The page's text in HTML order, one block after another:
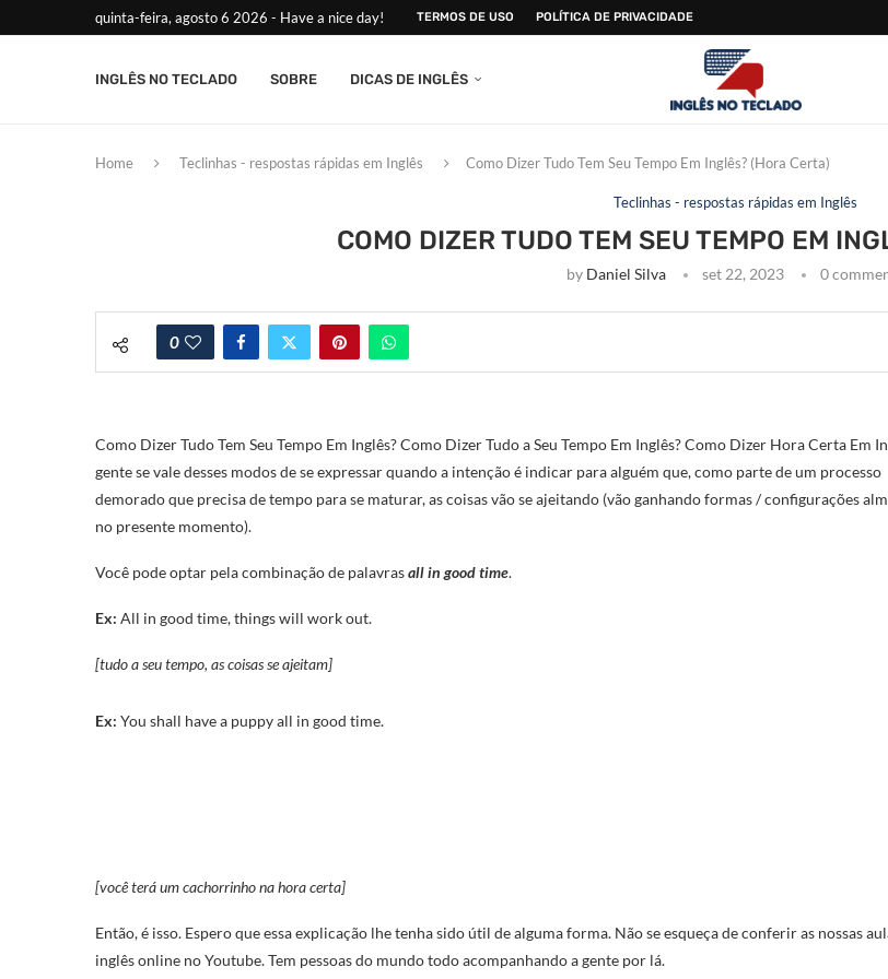
quinta-feira, agosto 6 2026 - Have a nice day! TERMOS DE USO POLÍTICA DE PRIVACIDADE
INGLÊS NO TECLADO SOBRE DICAS DE INGLÊS
Home Teclinhas - respostas rápidas em Inglês Como Dizer Tudo Tem Seu Tempo Em Inglês? (Hora Certa)
Teclinhas - respostas rápidas em Inglês
COMO DIZER TUDO TEM SEU TEMPO EM
by Daniel Silva set 22, 2023 0
0
Como Dizer Tudo Tem Seu Tempo Em Inglês? Como Dizer Tudo a Seu Tempo Em Inglês? Como Dizer Hora Certa Em
gente se vale desses modos de se expressar quando a intenção é indicar para alguém que, como parte de um processo
demorado que precisa de tempo para se maturar, as coisas vão se ajeitando (vão ganhando formas / configurações
no presente momento).
Você pode optar pela combinação de palavrasall in good time.
Ex: All in good time, things will work out.
[tudo a seu tempo, as coisas se ajeitam]
Ex: You shall have a puppy all in good time.
[você terá um cachorrinho na hora certa]
Então, é isso. Espero que essa explicação lhe tenha sido útil de alguma forma. Não se esqueça de conferir as nossas
inglês online no Youtube. Tem pessoas do mundo todo acompanhando a gente por lá.